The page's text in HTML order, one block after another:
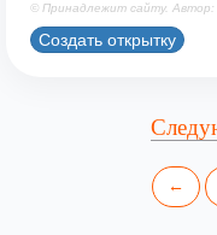
© Принадлежит сайту. Автор:
Создать открытку
←